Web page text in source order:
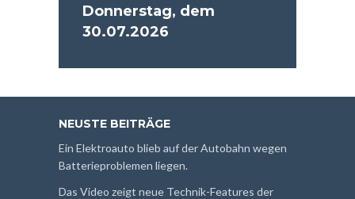
Donnerstag, dem
30.07.2026
NEUSTE BEITRÄGE
Ein Elektroauto blieb auf der Autobahn wegen
Batterieproblemen liegen.
Das Video zeigt neue Technik-Features der